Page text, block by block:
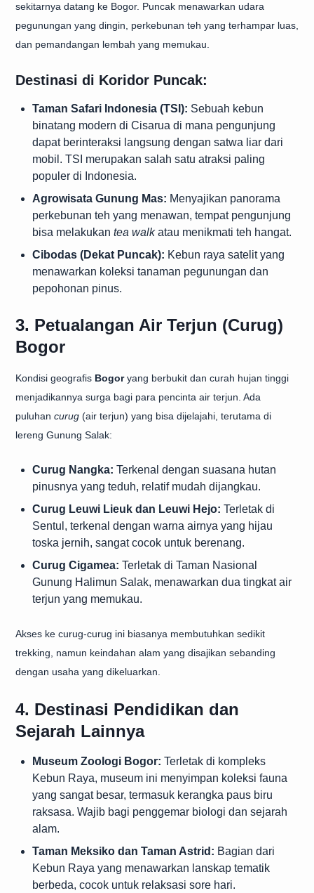
sekitarnya datang ke Bogor. Puncak menawarkan udara
pegunungan yang dingin, perkebunan teh yang terhampar luas,
dan pemandangan lembah yang memukau.
Destinasi di Koridor Puncak:
Taman Safari Indonesia (TSI): Sebuah kebun
binatang modern di Cisarua di mana pengunjung
dapat berinteraksi langsung dengan satwa liar dari
mobil. TSI merupakan salah satu atraksi paling
populer di Indonesia.
Agrowisata Gunung Mas: Menyajikan panorama
perkebunan teh yang menawan, tempat pengunjung
bisa melakukan tea walkatau menikmati teh hangat.
Cibodas (Dekat Puncak): Kebun raya satelit yang
menawarkan koleksi tanaman pegunungan dan
pepohonan pinus.
3. Petualangan Air Terjun (Curug)
Bogor
Kondisi geografis Bogoryang berbukit dan curah hujan tinggi
menjadikannya surga bagi para pencinta air terjun. Ada
puluhan curug (air terjun) yang bisa dijelajahi, terutama di
lereng Gunung Salak:
Curug Nangka: Terkenal dengan suasana hutan
pinusnya yang teduh, relatif mudah dijangkau.
Curug Leuwi Lieuk dan Leuwi Hejo: Terletak di
Sentul, terkenal dengan warna airnya yang hijau
toska jernih, sangat cocok untuk berenang.
Curug Cigamea: Terletak di Taman Nasional
Gunung Halimun Salak, menawarkan dua tingkat air
terjun yang memukau.
Akses ke curug-curug ini biasanya membutuhkan sedikit
trekking, namun keindahan alam yang disajikan sebanding
dengan usaha yang dikeluarkan.
4. Destinasi Pendidikan dan
Sejarah Lainnya
Museum Zoologi Bogor: Terletak di kompleks
Kebun Raya, museum ini menyimpan koleksi fauna
yang sangat besar, termasuk kerangka paus biru
raksasa. Wajib bagi penggemar biologi dan sejarah
alam.
Taman Meksiko dan Taman Astrid: Bagian dari
Kebun Raya yang menawarkan lanskap tematik
berbeda, cocok untuk relaksasi sore hari.